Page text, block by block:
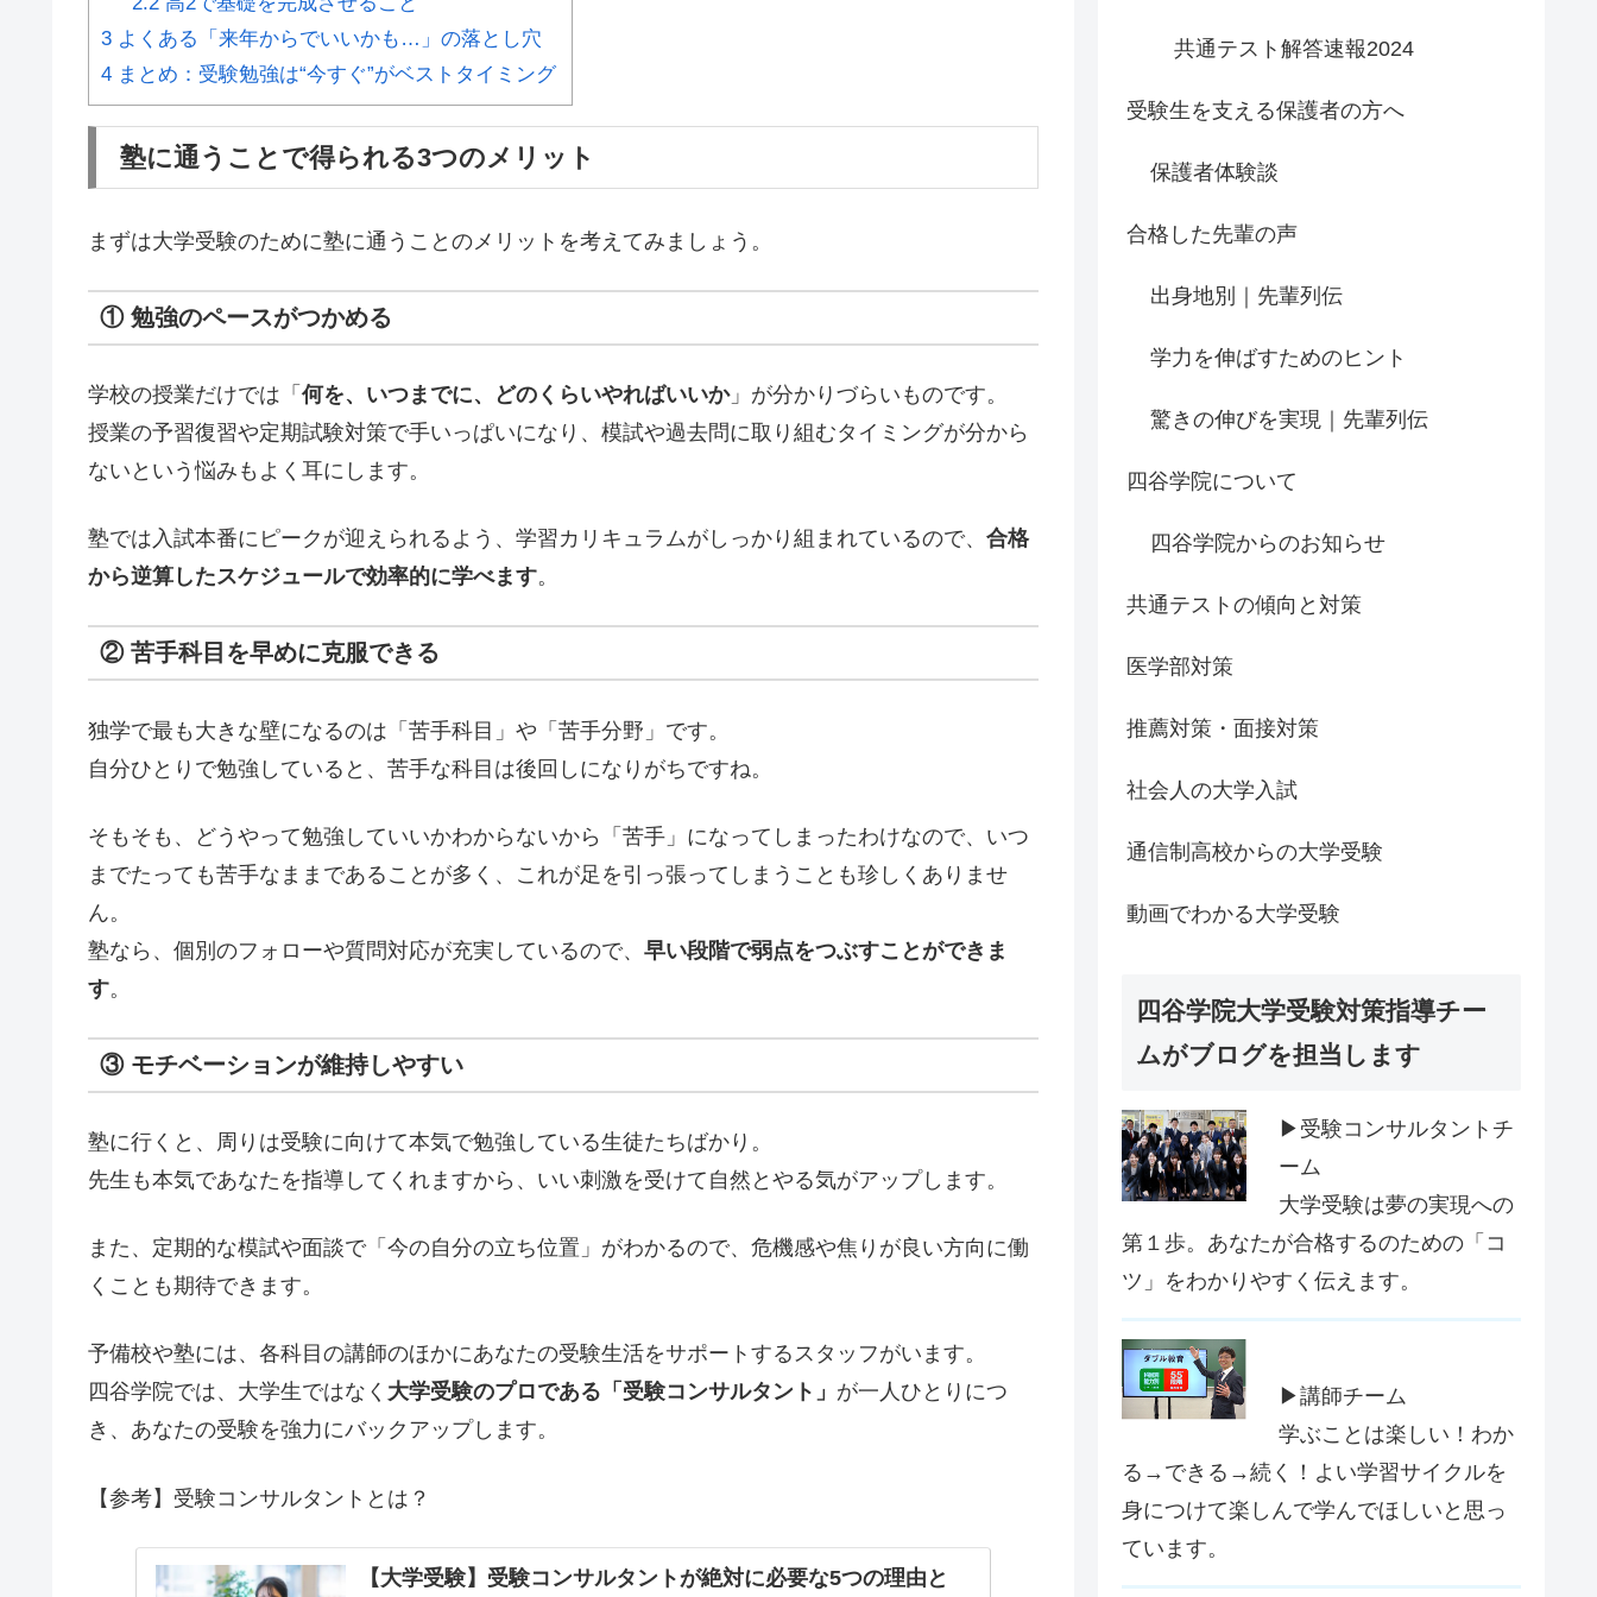
3 よくある「来年からでいいかも…」の落とし穴
4 まとめ：受験勉強は“今すぐ”がベストタイミング
塾に通うことで得られる3つのメリット
まずは大学受験のために塾に通うことのメリットを考えてみましょう。
① 勉強のペースがつかめる
学校の授業だけでは「 何を、いつまでに、どのくらいやればいいか」が分かりづらいものです。
授業の予習復習や定期試験対策で手いっぱいになり、模試や過去問に取り組むタイミングが分から
ないという悩みもよく耳にします。
塾では入試本番にピークが迎えられるよう、学習カリキュラムがしっかり組まれているので、 合格
から逆算したスケジュールで効率的に学べます。
② 苦手科目を早めに克服できる
独学で最も大きな壁になるのは「苦手科目」や「苦手分野」です。
自分ひとりで勉強していると、苦手な科目は後回しになりがちですね。
そもそも、どうやって勉強していいかわからないから「苦手」になってしまったわけなので、いつ
までたっても苦手なままであることが多く、これが足を引っ張ってしまうことも珍しくありませ
ん。
塾なら、個別のフォローや質問対応が充実しているので、 早い段階で弱点をつぶすことができま
す。
③ モチベーションが維持しやすい
塾に行くと、周りは受験に向けて本気で勉強している生徒たちばかり。
先生も本気であなたを指導してくれますから、いい刺激を受けて自然とやる気がアップします。
また、定期的な模試や面談で「今の自分の立ち位置」がわかるので、危機感や焦りが良い方向に働
くことも期待できます。
予備校や塾には、各科目の講師のほかにあなたの受験生活をサポートするスタッフがいます。
四谷学院では、大学生ではなく 大学受験のプロである「受験コンサルタント」 が一人ひとりにつ
き、あなたの受験を強力にバックアップします。
【参考】受験コンサルタントとは？
【大学受験】受験コンサルタントが絶対に必要な5つの理由と
共通テスト解答速報2024
受験生を支える保護者の方へ
保護者体験談
合格した先輩の声
出身地別｜先輩列伝
学力を伸ばすためのヒント
驚きの伸びを実現｜先輩列伝
四谷学院について
四谷学院からのお知らせ
共通テストの傾向と対策
医学部対策
推薦対策・面接対策
社会人の大学入試
通信制高校からの大学受験
動画でわかる大学受験
四谷学院大学受験対策指導チー
ムがブログを担当します
▶受験コンサルタントチ
ーム
大学受験は夢の実現への
第１歩。あなたが合格するのための「コ
ツ」をわかりやすく伝えます。
▶講師チーム
学ぶことは楽しい！わか
る→できる→続く！よい学習サイクルを
身につけて楽しんで学んでほしいと思っ
ています。